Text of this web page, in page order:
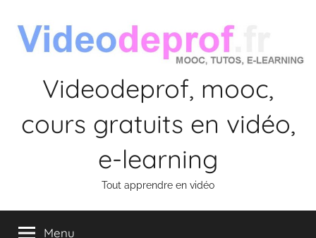
contenu
Videodeprof, mooc,
cours gratuits en vidéo,
e-learning
Tout apprendre en vidéo
Menu